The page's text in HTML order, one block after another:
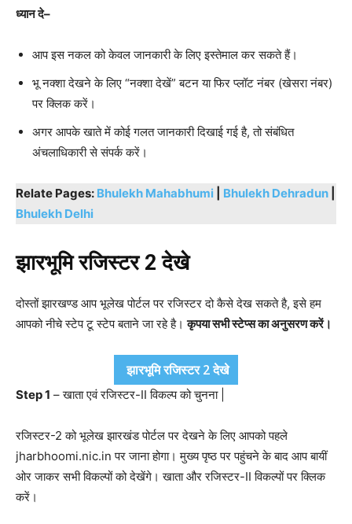
ध्यानदे–
आप इस नकल को केवल जानकारी के लिए इस्तेमाल कर सकते हैं।
भू नक्शा देखने के लिए “नक्शा देखें” बटन या फिर प्लॉट नंबर (खेसरा नंबर)
पर क्लिक करें।
अगर आपके खाते में कोई गलत जानकारी दिखाई गई है, तो संबंधित
अंचलाधिकारी से संपर्क करें।
Relate Pages: Bhulekh Mahabhumi Bhulekh Dehradun
Bhulekh Delhi
झारभूमि रजिस्टर 2 देखे
दोस्तों झारखण्ड आप भूलेख पोर्टल पर रजिस्टर दो कैसे देख सकते है, इसे हम
आपको नीचे स्टेप टू स्टेप बताने जा रहे है।कृपया सभी स्टेप्स का अनुसरण करें।
झारभूमि रजिस्टर 2 देखे
Step 1 – खाता एवं रजिस्टर-II विकल्प को चुनना |
रजिस्टर-2 को भूलेख झारखंड पोर्टल पर देखने के लिए आपको पहले
jharbhoomi.nic.in पर जाना होगा। मुख्य पृष्ठ पर पहुंचने के बाद आप बायीं
ओर जाकर सभी विकल्पों को देखेंगे। खाता और रजिस्टर-II विकल्पों पर क्लिक
करें।